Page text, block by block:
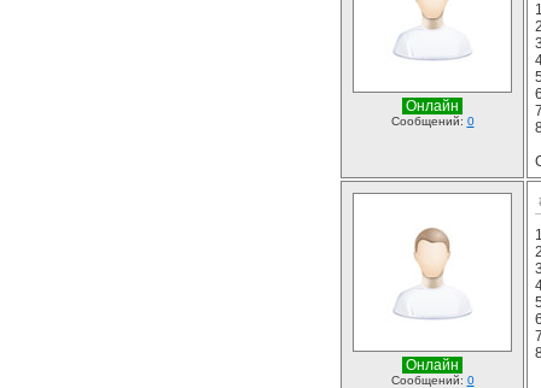
Онлайн
Сообщений: 0
Онлайн
Сообщений: 0